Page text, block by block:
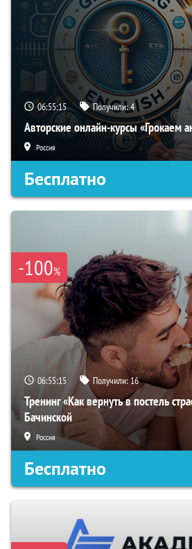
06:55:14 Получили:4
Авторские онлайн-курсы «Грокаем
Россия
Бесплатно
-100%
06:55:14 Получили:16
Тренинг «Как вернуть в постель
Бачинской
Россия
Бесплатно